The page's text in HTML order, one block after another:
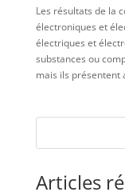
Les résultats de la
électroniques et
électriques et
substances ou
mais ils présentent
Articles